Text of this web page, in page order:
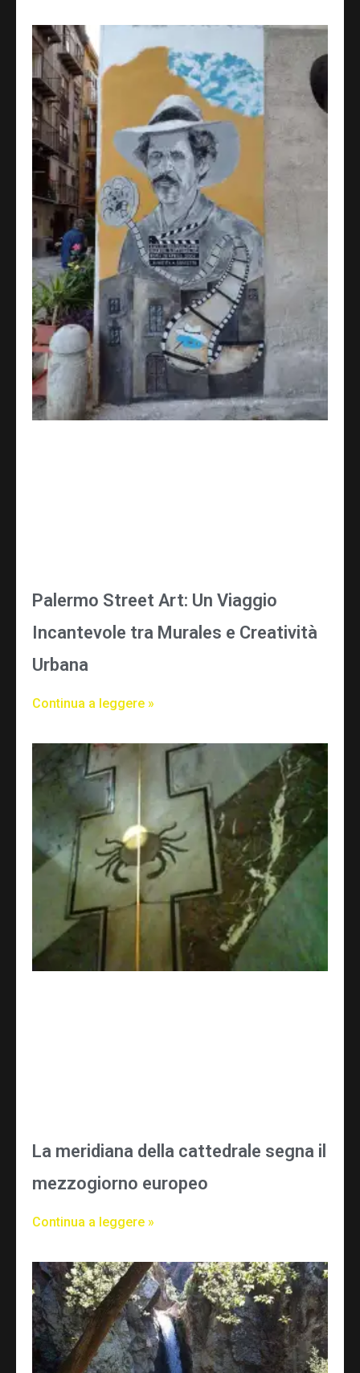
Palermo Street Art: Un Viaggio
Incantevole tra Murales e Creatività
Urbana
Continua a leggere »
La meridiana della cattedrale segna il
mezzogiorno europeo
Continua a leggere »